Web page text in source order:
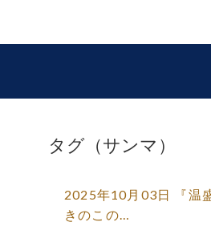
タグ（サンマ）
2025年10月03日 『温
きのこの…